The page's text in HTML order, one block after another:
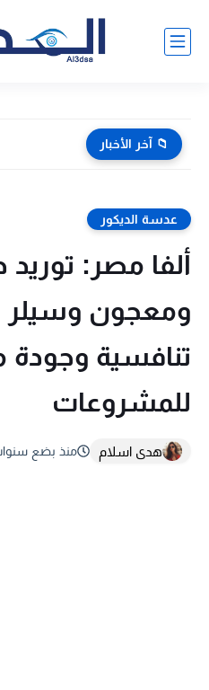
📁 آخر الأخبار
عدسة الديكور
ألفا مصر: توريد
ومعجون وسيلر
للمشروعات
هدى اسلام منذ بضع